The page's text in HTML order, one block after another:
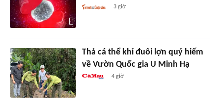
3 giờ
Thả cá thể khỉ đuôi lợn quý hiếm
về Vườn Quốc gia U Minh Hạ
4 giờ